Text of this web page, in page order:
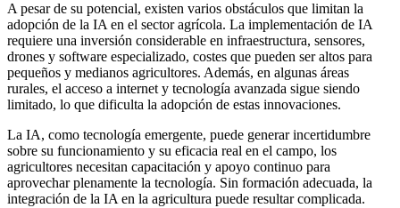
A pesar de su potencial, existen varios obstáculos que limitan la
adopción de la IA en el sector agrícola. La implementación de IA
requiere una inversión considerable en infraestructura, sensores,
drones y software especializado, costes que pueden ser altos para
pequeños y medianos agricultores. Además, en algunas áreas
rurales, el acceso a internet y tecnología avanzada sigue siendo
limitado, lo que dificulta la adopción de estas innovaciones.
La IA, como tecnología emergente, puede generar incertidumbre
sobre su funcionamiento y su eficacia real en el campo, los
agricultores necesitan capacitación y apoyo continuo para
aprovechar plenamente la tecnología. Sin formación adecuada, la
integración de la IA en la agricultura puede resultar complicada.